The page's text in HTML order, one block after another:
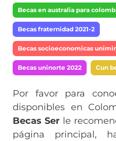
Becas en australia para
Becas fraternidad 2021-2
Becas socioeconomicas
Becas uninorte 2022 Cun
Por favor para
disponibles en
Becas Ser le
página principal,